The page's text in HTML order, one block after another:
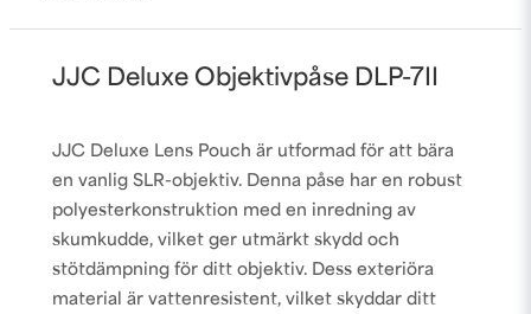
JJC Deluxe Objektivpåse DLP-7II
JJC Deluxe Lens Pouch är utformad för att bära
en vanlig SLR-objektiv. Denna påse har en robust
polyesterkonstruktion med en inredning av
skumkudde, vilket ger utmärkt skydd och
stötdämpning för ditt objektiv. Dess exteriöra
material är vattenresistent, vilket skyddar ditt